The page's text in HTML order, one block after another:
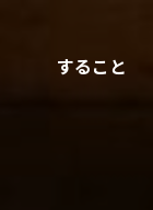
すること